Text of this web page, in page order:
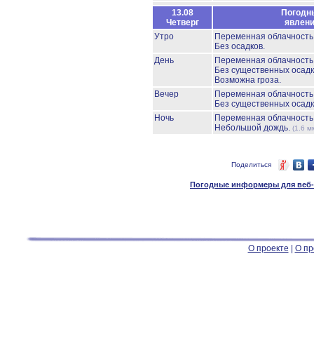
13.08
Четверг
Утро
Переменная
Без осадков.
День
Переменная
Без существенных
Возможна гроза.
Вечер
Переменная
Без существенных
Ночь
Переменная
Небольшой дождь. (1.6
Поделиться
Погодные информеры для веб-
О проекте О